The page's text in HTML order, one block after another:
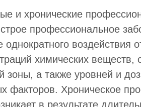
и хронические
профессиональное
однократного воздействия
химических веществ,
зоны, а также уровней и
факторов. Хроническое
в результате